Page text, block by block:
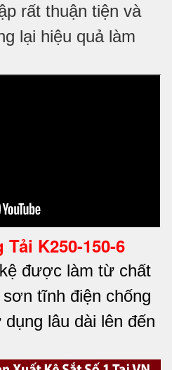
rất thuận tiện và
lại hiệu quả làm
K250-150-6
ệ được làm từ chất
tĩnh điện chống
lâu dài lên đến